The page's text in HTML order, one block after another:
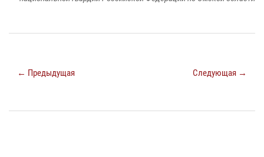
← Предыдущая Следующая →